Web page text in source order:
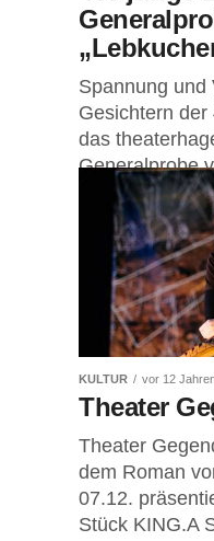
Spannung und
Gesichtern
das
Generalprobe
eingeladen...
KULTUR vor 12
Theater
Theater
dem Roman
07.12.
Stück KING.A